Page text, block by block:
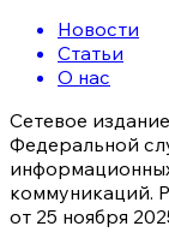
Новости
Статьи
О нас
Сетевое
Федеральной
коммуникаций.
от 25 ноября